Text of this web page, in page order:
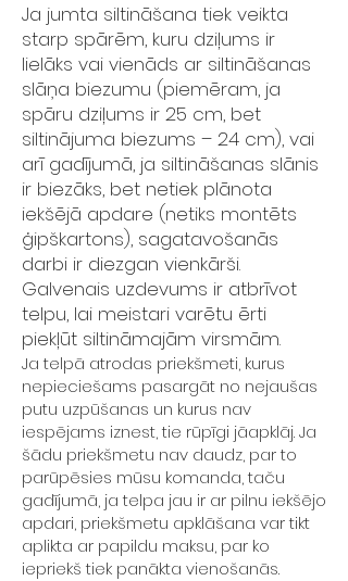
Ja jumta siltināšana tiek veikta
starp spārēm, kuru dziļums ir
lielāks vai vienāds ar siltināšanas
slāņa biezumu (piemēram, ja
spāru dziļums ir 25 cm, bet
siltinājuma biezums – 24 cm), vai
arī gadījumā, ja siltināšanas slānis
ir biezāks, bet netiek plānota
iekšējā apdare (netiks montēts
ģipškartons), sagatavošanās
darbi ir diezgan vienkārši.
Galvenais uzdevums ir atbrīvot
telpu, lai meistari varētu ērti
piekļūt siltināmajām virsmām.
Ja telpā atrodas priekšmeti, kurus
nepieciešams pasargāt no nejaušas
putu uzpūšanas un kurus nav
iespējams iznest, tie rūpīgi jāapklāj. Ja
šādu priekšmetu nav daudz, par to
parūpēsies mūsu komanda, taču
gadījumā, ja telpa jau ir ar pilnu iekšējo
apdari, priekšmetu apklāšana var tikt
aplikta ar papildu maksu, par ko
iepriekš tiek panākta vienošanās.